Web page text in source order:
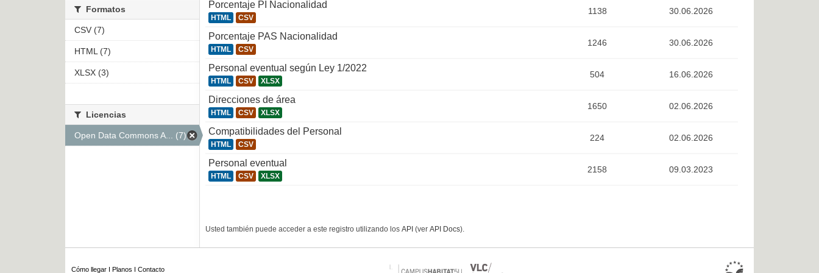
Porcentaje PI Nacionalidad
HTML CSV
1138 30.06.2026
Porcentaje PAS Nacionalidad
HTML CSV
1246 30.06.2026
Personal eventual según Ley 1/2022
HTML CSV XLSX
504 16.06.2026
Direcciones de área
HTML CSV XLSX
1650 02.06.2026
Compatibilidades del Personal
HTML CSV
224 02.06.2026
Personal eventual
HTML CSV XLSX
2158 09.03.2023
Usted también puede acceder a este registro utilizando los API (ver API Docs).
Formatos
CSV (7)
HTML (7)
XLSX (3)
Licencias
Open Data Commons A... (7)
Cómo llegar Planos Contacto